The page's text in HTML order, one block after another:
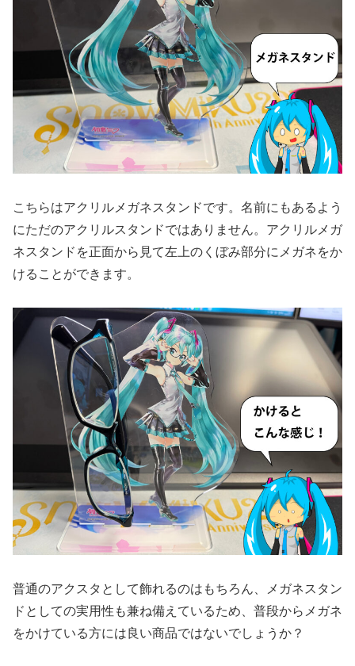
こちらはアクリルメガネスタンドです。名前にもあるよう
にただのアクリルスタンドではありません。アクリルメガ
ネスタンドを正面から見て左上のくぼみ部分にメガネをか
けることができます。
普通のアクスタとして飾れるのはもちろん、メガネスタン
ドとしての実用性も兼ね備えているため、普段からメガネ
をかけている方には良い商品ではないでしょうか？